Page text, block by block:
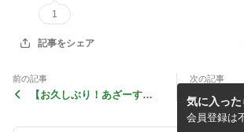
1
記事をシェア
前の記事
【お久しぶり！あざーす
(#^.^#)
次の記事
【五月連休
レーダビッ
^)/
気に入っ
会員登録は